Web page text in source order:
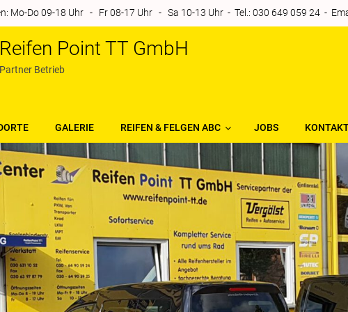
Mo-Do 09-18 Uhr - Fr 08-17 Uhr - Sa 10-13 Uhr - Tel.: 030 649 059 24 -
Reifen Point TT GmbH
Partner Betrieb
GALERIE REIFEN & FELGEN ABC JOBS